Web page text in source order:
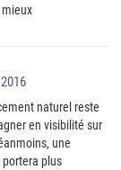
naturel reste
en visibilité sur
une
plus